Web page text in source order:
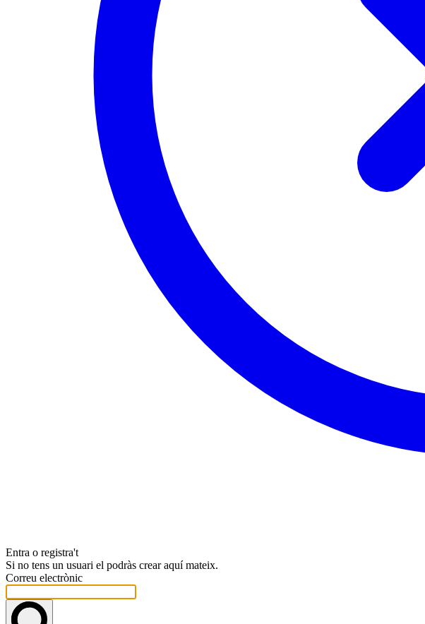
Entra o registra't
Si no tens un usuari el podràs crear aquí mateix.
Correu electrònic